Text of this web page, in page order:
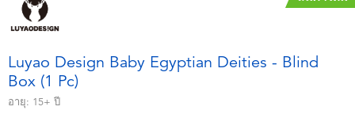
อุปกรณ์แต่งตัวและการสวมบทบาท
ของเล่นนุ่มนิ่ม
Hot Wheels ฮ็อตวีลส์
Luyao Design Baby Egyptian Deities - Blind
Box (1 Pc)
อายุ: 15+ ปี